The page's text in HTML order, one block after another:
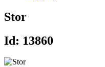
Stor
Id: 13860